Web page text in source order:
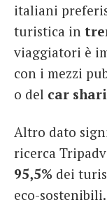
italiani
turistica in
viaggiatori è
con i mezzi
o del car
Altro dato
ricerca
95,5% dei
eco-sostenibili.